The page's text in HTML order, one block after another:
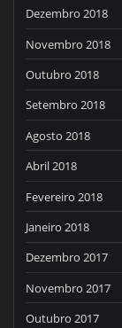
Dezembro 2018
Novembro 2018
Outubro 2018
Setembro 2018
Agosto 2018
Abril 2018
Fevereiro 2018
Janeiro 2018
Dezembro 2017
Novembro 2017
Outubro 2017